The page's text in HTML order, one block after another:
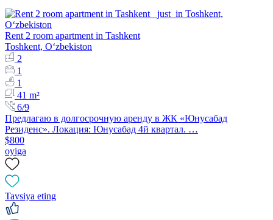
Rent 2 room apartment in Tashkent
Toshkent, Oʻzbekiston
2
1
1
41 m²
6/9
Предлагаю в долгосрочную аренду в ЖК «Юнусабад
Резиденс». Локация: Юнусабад 4й квартал. …
$800
oyiga
Tavsiya eting